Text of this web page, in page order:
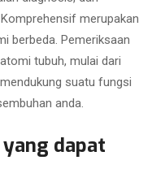
merupakan
berbeda. Pemeriksaan
tubuh, mulai dari
suatu fungsi
anda.
dapat